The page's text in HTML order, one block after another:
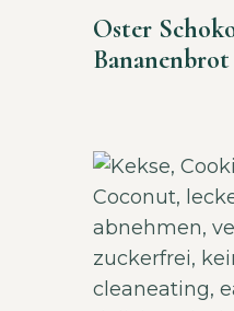
Oster